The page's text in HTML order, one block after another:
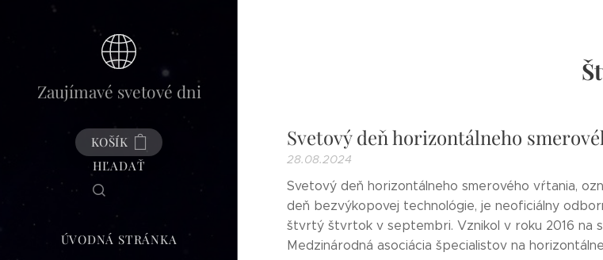
Zaujímavé svetové dni
KOŠÍK
HĽADAŤ
ÚVODNÁ STRÁNKA
Svetový deň horizontálneho
28.08.2024
Svetový deň horizontálneho smerového vŕtania,
deň bezvýkopovej technológie, je neoficiálny
štvrtý štvrtok v septembri. Vznikol v roku 2016 na
Medzinárodná asociácia špecialistov na